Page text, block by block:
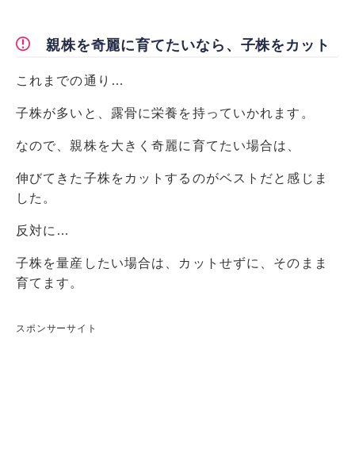
親株を奇麗に育てたいなら、子株をカット
これまでの通り…
子株が多いと、露骨に栄養を持っていかれます。
なので、親株を大きく奇麗に育てたい場合は、
伸びてきた子株をカットするのがベストだと感じま
した。
反対に…
子株を量産したい場合は、カットせずに、そのまま
育てます。
スポンサーサイト